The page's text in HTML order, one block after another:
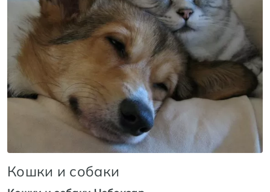
Кошки и собаки